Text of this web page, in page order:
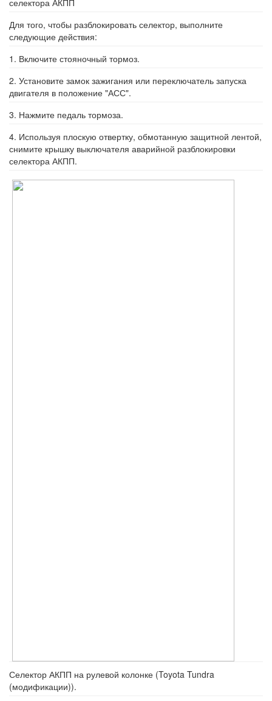
Для того, чтобы разблокировать селектор, выполните
следующие действия:
1. Включите стояночный тормоз.
2. Установите замок зажигания или переключатель запуска
двигателя в положение "АСС".
3. Нажмите педаль тормоза.
4. Используя плоскую отвертку, обмотанную защитной лентой,
снимите крышку выключателя аварийной разблокировки
селектора АКПП.
Селектор АКПП на рулевой колонке (Toyota Tundra
(модификации)).